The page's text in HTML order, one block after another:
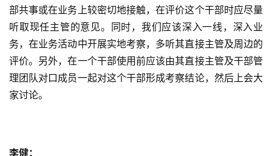
部共事或在业务上较密切地接触，在评价这个干部时应尽量
听取现任主管的意见。同时，我们应该深入一线，深入业
务，在业务活动中开展实地考察，多听其直接主管及周边的
评价。另外，在一个干部使用前应该由其直接主管及干部管
理团队对口成员一起对这个干部形成考察结论，然后上会大
家讨论。
李健：